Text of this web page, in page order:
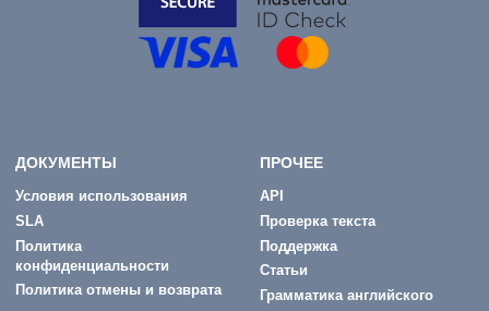
ДОКУМЕНТЫ
Условия использования
SLA
Политика
конфиденциальности
Политика отмены и возврата
ПРОЧЕЕ
API
Проверка текста
Поддержка
Статьи
Грамматика английского